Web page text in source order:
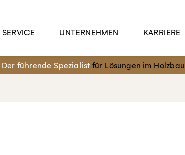
SERVICE UNTERNEHMEN KARRIERE
Der führende Spezialist für Lösungen im Holzbau